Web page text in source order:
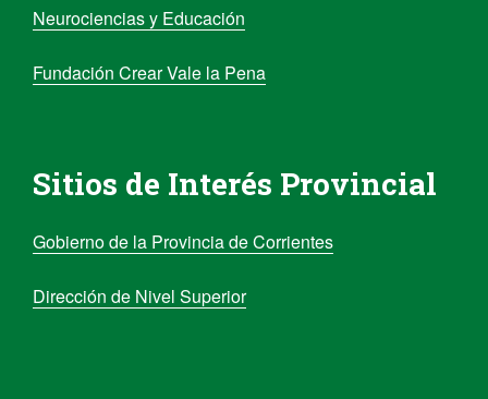
Neurociencias y Educación
Fundación Crear Vale la Pena
Sitios de Interés Provincial
Gobierno de la Provincia de Corrientes
Dirección de Nivel Superior